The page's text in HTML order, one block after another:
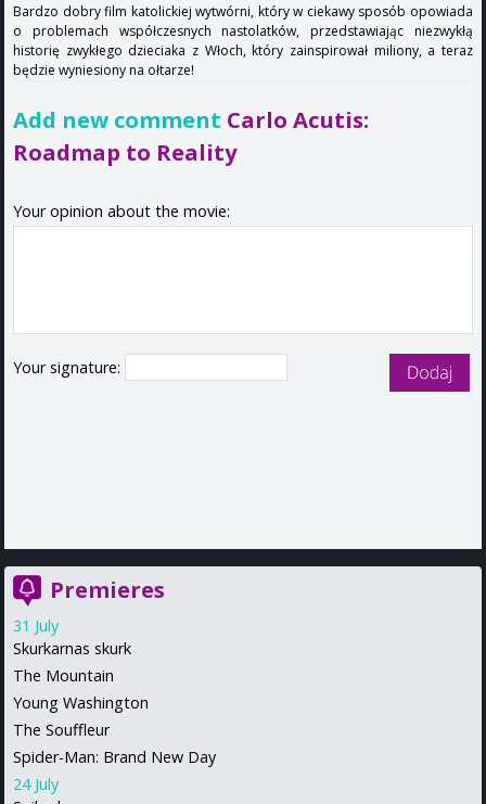
Bardzo dobry film katolickiej wytwórni, który w ciekawy sposób opowiada
o problemach współczesnych nastolatków, przedstawiając niezwykłą
historię zwykłego dzieciaka z Włoch, który zainspirował miliony, a teraz
będzie wyniesiony na ołtarze!
Add new comment Carlo Acutis:
Roadmap to Reality
Your opinion about the movie:
Your signature:
Premieres
31 July
Skurkarnas skurk
The Mountain
Young Washington
The Souffleur
Spider-Man: Brand New Day
24 July